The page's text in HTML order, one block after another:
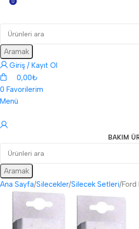
Aramak
Giriş / Kayıt Ol
0
0,00₺
0 Favorilerim
Menü
BAKIM
Aramak
Ana Sayfa Silecekler Silecek Setleri Ford
0